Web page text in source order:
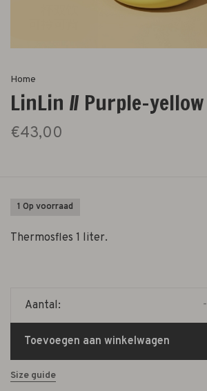
Home
LinLin // Purple-yellow
€43,00
1 Op voorraad
Thermosfles 1 liter.
Aantal: -
Toevoegen aan winkelwagen
Size guide